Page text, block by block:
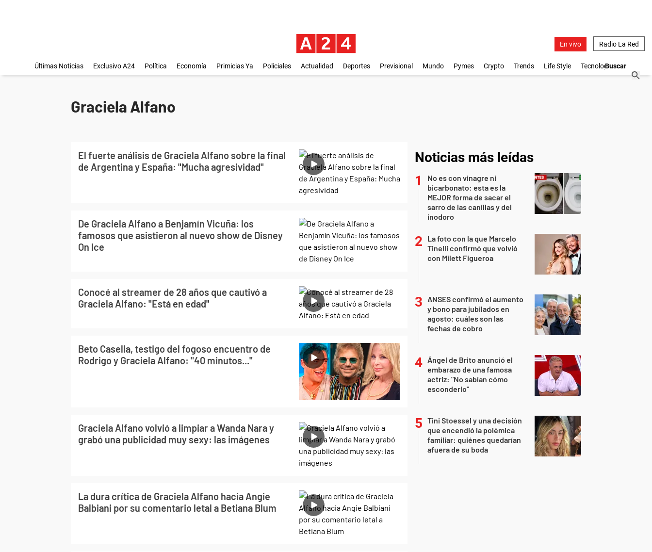
En vivo Radio La Red
Últimas Noticias Exclusivo A24 Política Economía Primicias Ya Policiales Actualidad Deportes Previsional Mundo Pymes Crypto Trends Life Style Tecnología
Graciela Alfano
El fuerte análisis de Graciela Alfano sobre la final
de Argentina y España: "Mucha agresividad"
De Graciela Alfano a Benjamín Vicuña: los
famosos que asistieron al nuevo show de Disney
On Ice
Conocé al streamer de 28 años que cautivó a
Graciela Alfano: "Está en edad"
Beto Casella, testigo del fogoso encuentro de
Rodrigo y Graciela Alfano: "40 minutos..."
Graciela Alfano volvió a limpiar a Wanda Nara y
grabó una publicidad muy sexy: las imágenes
La dura crítica de Graciela Alfano hacia Angie
Balbiani por su comentario letal a Betiana Blum
Noticias más leídas
No es con vinagre ni
bicarbonato: esta es la
MEJOR forma de sacar el
sarro de las canillas y del
inodoro
La foto con la que Marcelo
Tinelli confirmó que volvió
con Milett Figueroa
ANSES confirmó el aumento
y bono para jubilados en
agosto: cuáles son las
fechas de cobro
Ángel de Brito anunció el
embarazo de una famosa
actriz: "No sabían cómo
esconderlo"
Tini Stoessel y una decisión
que encendió la polémica
familiar: quiénes quedarían
afuera de su boda